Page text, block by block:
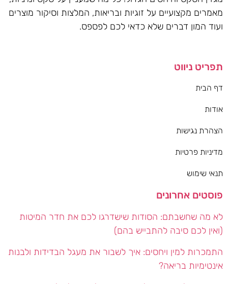
מאמרים מקצועיים על זוגיות ובריאות, המלצות וסיקור מוצרים
ועוד המון דברים שלא כדאי לכם לפספס.
תפריט ניווט
דף הבית
אודות
הצהרת נגישות
מדיניות פרטיות
תנאי שימוש
פוסטים אחרונים
לא מה שחשבתם: הסודות שישדרגו לכם את חדר המיטות
(ואין לכם סיבה להתבייש בהם)
התמכרות למין ויחסים: איך לשבור את מעגל הבדידות ולבנות
אינטימיות בריאה?